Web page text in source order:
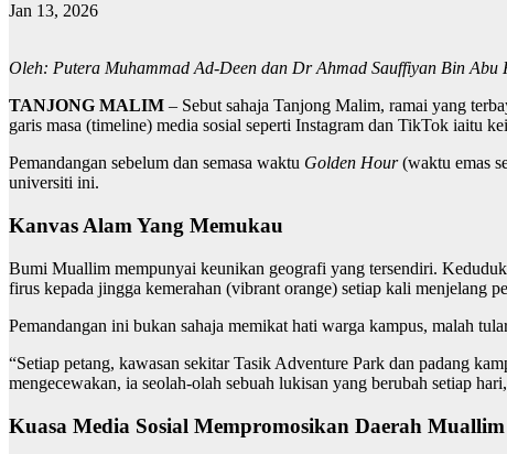
Jan 13, 2026
Oleh: Putera Muhammad Ad-Deen dan Dr Ahmad Sauffiyan Bin Abu
TANJONG MALIM – Sebut sahaja Tanjong Malim, ramai yang
garis masa (timeline) media sosial seperti Instagram dan TikTok iaitu
Pemandangan sebelum dan semasa waktu Golden Hour(waktu emas
universiti ini.
Kanvas Alam Yang Memukau
Bumi Muallim mempunyai keunikan geografi yang tersendiri.
firus kepada jingga kemerahan (vibrant orange) setiap kali menjelang
Pemandangan ini bukan sahaja memikat hati warga kampus, malah
“Setiap petang, kawasan sekitar Tasik Adventure Park dan padang
mengecewakan, ia seolah-olah sebuah lukisan yang berubah setiap
Kuasa Media Sosial Mempromosikan Daerah Muallim